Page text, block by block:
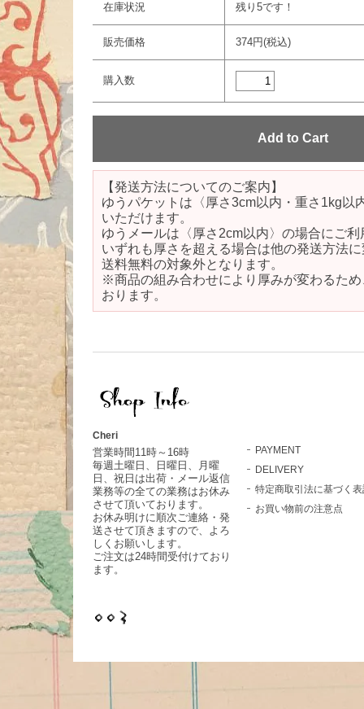
在庫状況 残り5です！
販売価格 374円(税込)
購入数
【発送方法についてのご案内】
ゆうパケットは〈厚さ3cm以内・重さ1kg以
いただけます。
ゆうメールは〈厚さ2cm以内〉の場合にご
いずれも厚さを超える場合は他の発送方法
送料無料の対象外となります。
※商品の組み合わせにより厚みが変わるた
おります。
Cheri
営業時間11時～16時
毎週土曜日、日曜日、月曜
日、祝日は出荷・メール返信
業務等の全ての業務はお休み
させて頂いております。
お休み明けに順次ご連絡・発
送させて頂きますので、よろ
しくお願いします。
ご注文は24時間受付けており
ます。
PAYMENT
DELIVERY
特定商取引法に基づく
お買い物前の注意点